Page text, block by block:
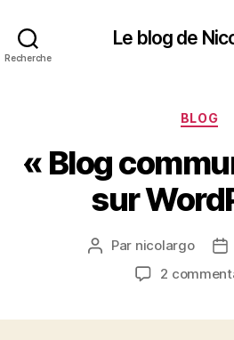
Recherche
Le blog de
BLOG
« Blog
sur
Auteur
l’article
Par nicolargo
2